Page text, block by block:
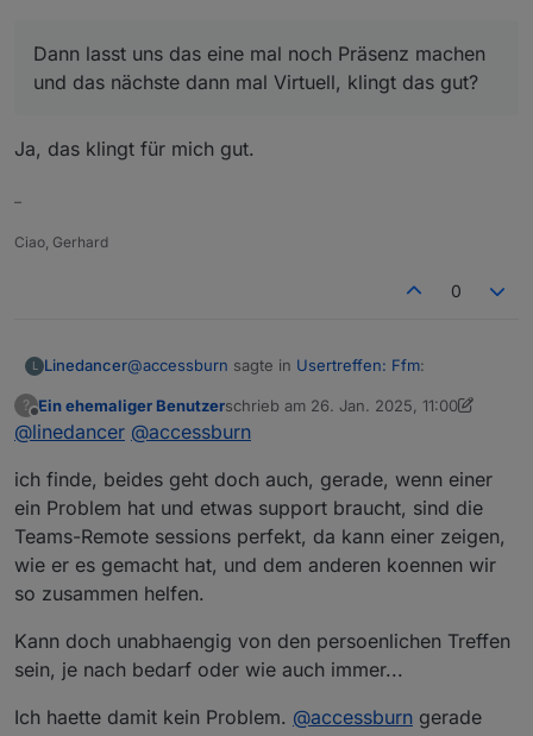
Dann lasst uns das eine mal noch Präsenz machen
und das nächste dann mal Virtuell, klingt das gut?
Ja, das klingt für mich gut.
–
Ciao, Gerhard
0
L Linedancer@accessburn sagte in Usertreffen: Ffm:
Dann lasst uns das eine mal noch Präsenz
klingt das gut?
Ja, das klingt für mich gut.
?
Offline
Ein ehemaliger Benutzerschrieb am 26. Jan. 2025, 11:00
zuletzt editiert von Ein ehemaliger
@linedancer @accessburn
ich finde, beides geht doch auch, gerade, wenn einer
ein Problem hat und etwas support braucht, sind die
Teams-Remote sessions perfekt, da kann einer zeigen,
wie er es gemacht hat, und dem anderen koennen wir
so zusammen helfen.
Kann doch unabhaengig von den persoenlichen Treffen
sein, je nach bedarf oder wie auch immer...
Ich haette damit kein Problem. @accessburn gerade